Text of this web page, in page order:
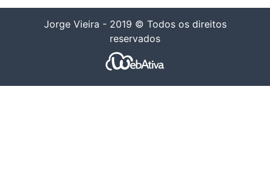
Jorge Vieira - 2019 © Todos os direitos
reservados